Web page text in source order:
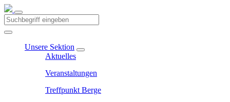
Unsere Sektion
Aktuelles
Veranstaltungen
Treffpunkt Berge